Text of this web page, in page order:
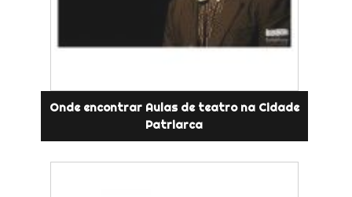
Onde encontrar Aulas de teatro na Cidade
Patriarca